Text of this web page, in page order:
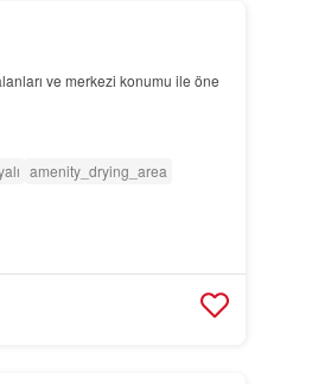
ve merkezi konumu ile öne
amenity_drying_area